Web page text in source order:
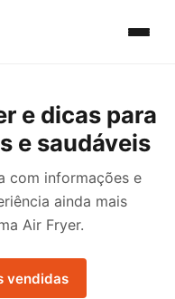
e dicas para
e saudáveis
com informações e
ainda mais
Air Fryer.
vendidas